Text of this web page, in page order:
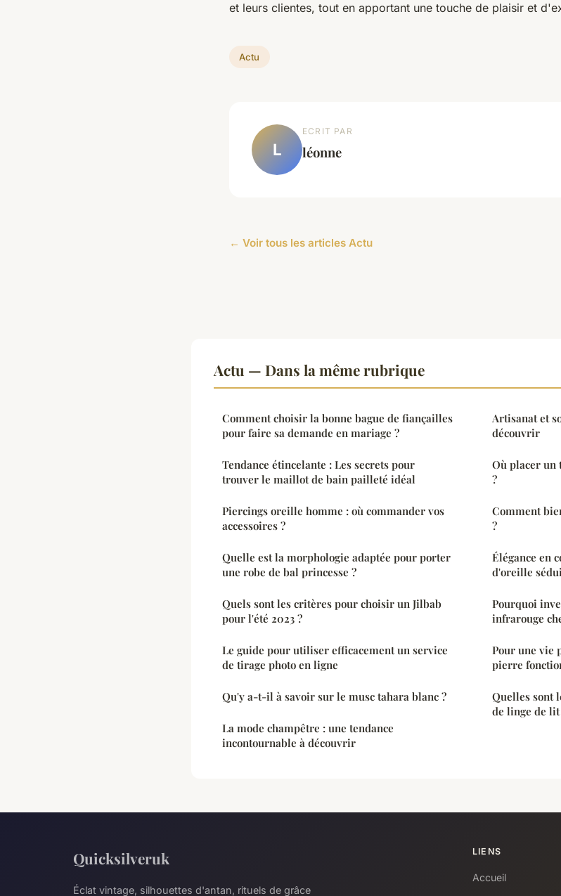
et leurs clientes, tout en apportant une touche de plaisir et
Actu
L
ECRIT PAR
léonne
← Voir tous les articles Actu
Actu — Dans la même rubrique
Comment choisir la bonne bague de fiançailles
pour faire sa demande en mariage ?
Tendance étincelante : Les secrets pour
trouver le maillot de bain pailleté idéal
Piercings oreille homme : où commander vos
accessoires ?
Quelle est la morphologie adaptée pour porter
une robe de bal princesse ?
Quels sont les critères pour choisir un Jilbab
pour l'été 2023 ?
Le guide pour utiliser efficacement un service
de tirage photo en ligne
Qu'y a-t-il à savoir sur le musc tahara blanc ?
La mode champêtre : une tendance
incontournable à découvrir
Artisanat et
découvrir
Où placer un
?
Comment
?
Élégance en
d'oreille
Pourquoi
infrarouge
Pour une vie
pierre
Quelles sont
de linge de lit
Quicksilveruk
Éclat vintage, silhouettes d'antan, rituels de grâce
LIENS
Accueil